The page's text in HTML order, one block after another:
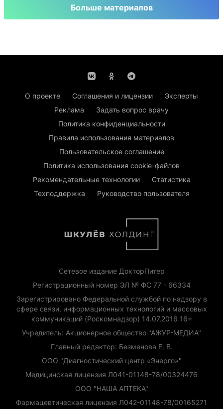
Больше материалов
О проекте Соглашения и лицензии
Эксперты
Реклама
Задать вопрос врачу
Политика конфиденциальности
Правила использования материалов
Пользовательское соглашение
Политика использования cookie-файлов
Рекомендательные технологии
Статистика
Техподдержка
Руководство пользователя
Сетевое издание ДокторПитер
Регистрационный номер ЭЛ № ФС 77 - 66334
Зарегистрировано Федеральной службой по надзору в
сфере связи, информационных технологий и массовых
коммуникаций (Роскомнадзор) 14.07.2016 16+
Учредитель: Акционерное общество "АЖУР-МЕДИА"
Главный редактор: Безменова Е. В.
ООО "Диагностический центр «Энерго»"
Медицинская лицензия Л041-01148-78/00324476
ООО "НАША АПТЕКА"
Фармацевтическая лицензия Л042-01148-78/00165271